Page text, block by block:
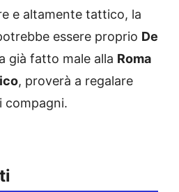
e altamente tattico, la
essere proprio De
già fatto male alla Roma
, proverà a regalare
compagni.